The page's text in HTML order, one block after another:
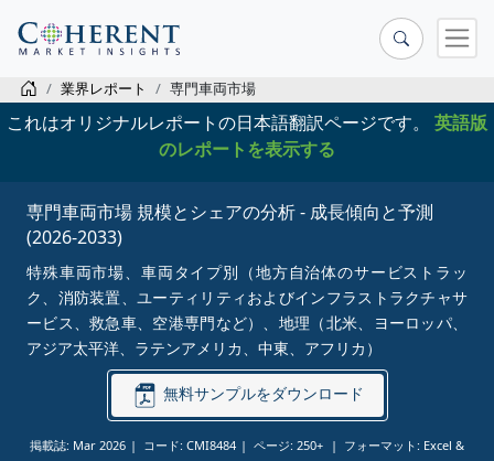
業界レポート 専門車両市場
これはオリジナルレポートの日本語翻訳ページです。 英語版
のレポートを表示する
専門車両市場 規模とシェアの分析 - 成長傾向と予測
(2026-2033)
特殊車両市場、車両タイプ別（地方自治体のサービストラッ
ク、消防装置、ユーティリティおよびインフラストラクチャサ
ービス、救急車、空港専門など）、地理（北米、ヨーロッパ、
アジア太平洋、ラテンアメリカ、中東、アフリカ）
無料サンプルをダウンロード
掲載誌: Mar 2026 コード: CMI8484 ページ: 250+
フォーマット: Excel &